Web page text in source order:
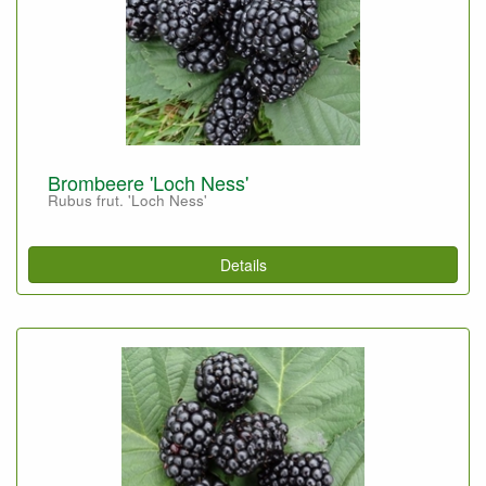
Brombeere 'Loch Ness'
Rubus frut. 'Loch Ness'
Details